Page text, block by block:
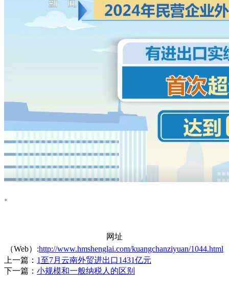
。
网址
（Web）:http://www.hmshenglai.com/kuangchanziyuan/1044.html
上一篇： 1至7月云南外贸进出口1431亿元
下一篇： 小规模和一般纳税人的区别